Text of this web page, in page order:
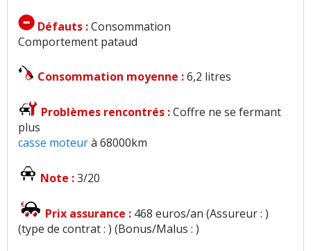
Défauts :Consommation
Comportement pataud
Consommation moyenne :6,2 litres
Problèmes rencontrés :Coffre ne se fermant
plus
casse moteurà 68000km
Note :3/20
Prix assurance : 468 euros/an (Assureur : )
(type de contrat : ) (Bonus/Malus : )